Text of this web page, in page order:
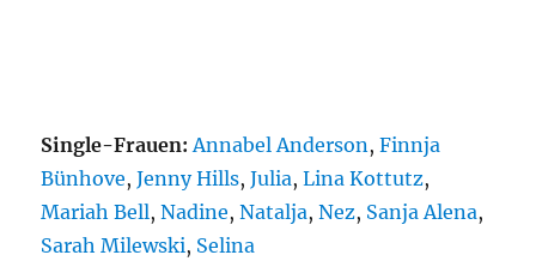
Single-Frauen: Annabel Anderson,Finnja
Bünhove,Jenny Hills,Julia,Lina Kottutz,
Mariah Bell,Nadine,Natalja,Nez, Sanja Alena,
Sarah Milewski, Selina